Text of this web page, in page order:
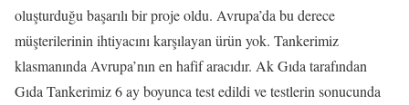
oluşturduğu başarılı bir proje oldu. Avrupa’da bu derece
müşterilerinin ihtiyacını karşılayan ürün yok. Tankerimiz
klasmanında Avrupa’nın en hafif aracıdır. Ak Gıda tarafından
Gıda Tankerimiz 6 ay boyunca test edildi ve testlerin sonucunda